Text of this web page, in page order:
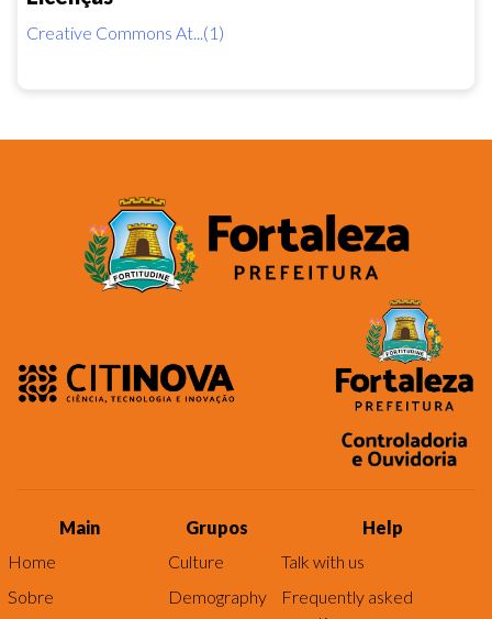
Creative Commons At...(1)
Main
Home
Sobre
Grupos
Culture
Demography
Help
Talk with us
Frequently asked